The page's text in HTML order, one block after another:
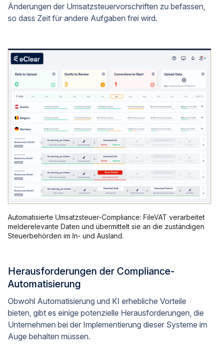
Änderungen der Umsatzsteuervorschriften zu befassen,
so dass Zeit für andere Aufgaben frei wird.
Automatisierte Umsatzsteuer-Compliance: FileVAT verarbeitet
melderelevante Daten und übermittelt sie an die zuständigen
Steuerbehörden im In- und Ausland.
Herausforderungen der Compliance-
Automatisierung
Obwohl Automatisierung und KI erhebliche Vorteile
bieten, gibt es einige potenzielle Herausforderungen, die
Unternehmen bei der Implementierung dieser Systeme im
Auge behalten müssen.